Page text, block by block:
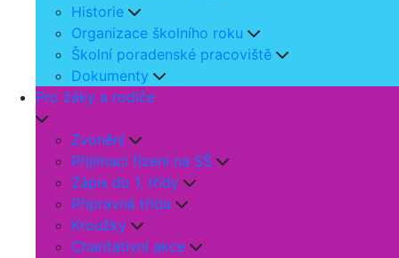
Historie
Organizace školního roku
Školní poradenské pracoviště
Dokumenty
Pro žáky a rodiče
Zvonění
Přijímací řízení na SŠ
Zápis do 1. třídy
Přípravná třída
Kroužky
Charitativní akce